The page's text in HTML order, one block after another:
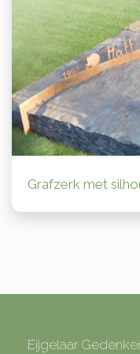
Grafzerk met
Eijgelaar